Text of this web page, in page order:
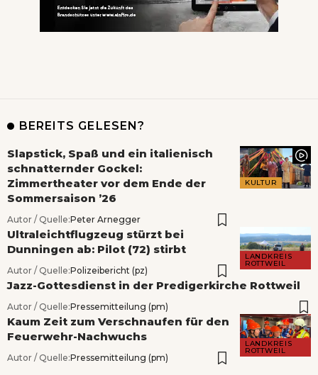
BEREITS GELESEN?
KULTUR
Slapstick, Spaß und ein italienisch
schnatternder Gockel:
Zimmertheater vor dem Ende der
Sommersaison ’26
Autor / Quelle:Peter Arnegger
LANDKREIS
ROTTWEIL
Ultraleichtflugzeug stürzt bei
Dunningen ab: Pilot (72) stirbt
Autor / Quelle:Polizeibericht (pz)
Jazz-Gottesdienst in der Predigerkirche Rottweil
Autor / Quelle:Pressemitteilung (pm)
LANDKREIS
ROTTWEIL
Kaum Zeit zum Verschnaufen für den
Feuerwehr-Nachwuchs
Autor / Quelle:Pressemitteilung (pm)